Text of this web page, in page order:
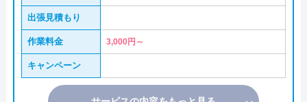
出張見積もり
作業料金 3,000円～
キャンペーン